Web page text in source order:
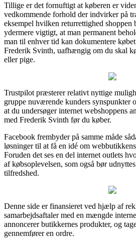
Tillige er det fornuftigt at køberen er
vedkommende forhold der indvirker på
eksempel hvilken returrettighed shoppen
ydermere vigtigt, at man permanent
man til enhver tid kan dokumentere
Frederik Svinth, uafhængig om du skal
eller pige.
Trustpilot præsterer relativt nyttige
gruppe nuværende kunders synspunkter
at du undersøger internet webshoppens
med Frederik Svinth før du køber.
Facebook frembyder på samme måde
løsninger til at få en idé om
Foruden det ses en del internet outlets
af købsoplevelsen, som også bør
tilfredshed.
Denne side er finansieret ved hjælp af
samarbejdsaftaler med en mængde
annoncerer butikkernes produkter, og
gennemfører en ordre.